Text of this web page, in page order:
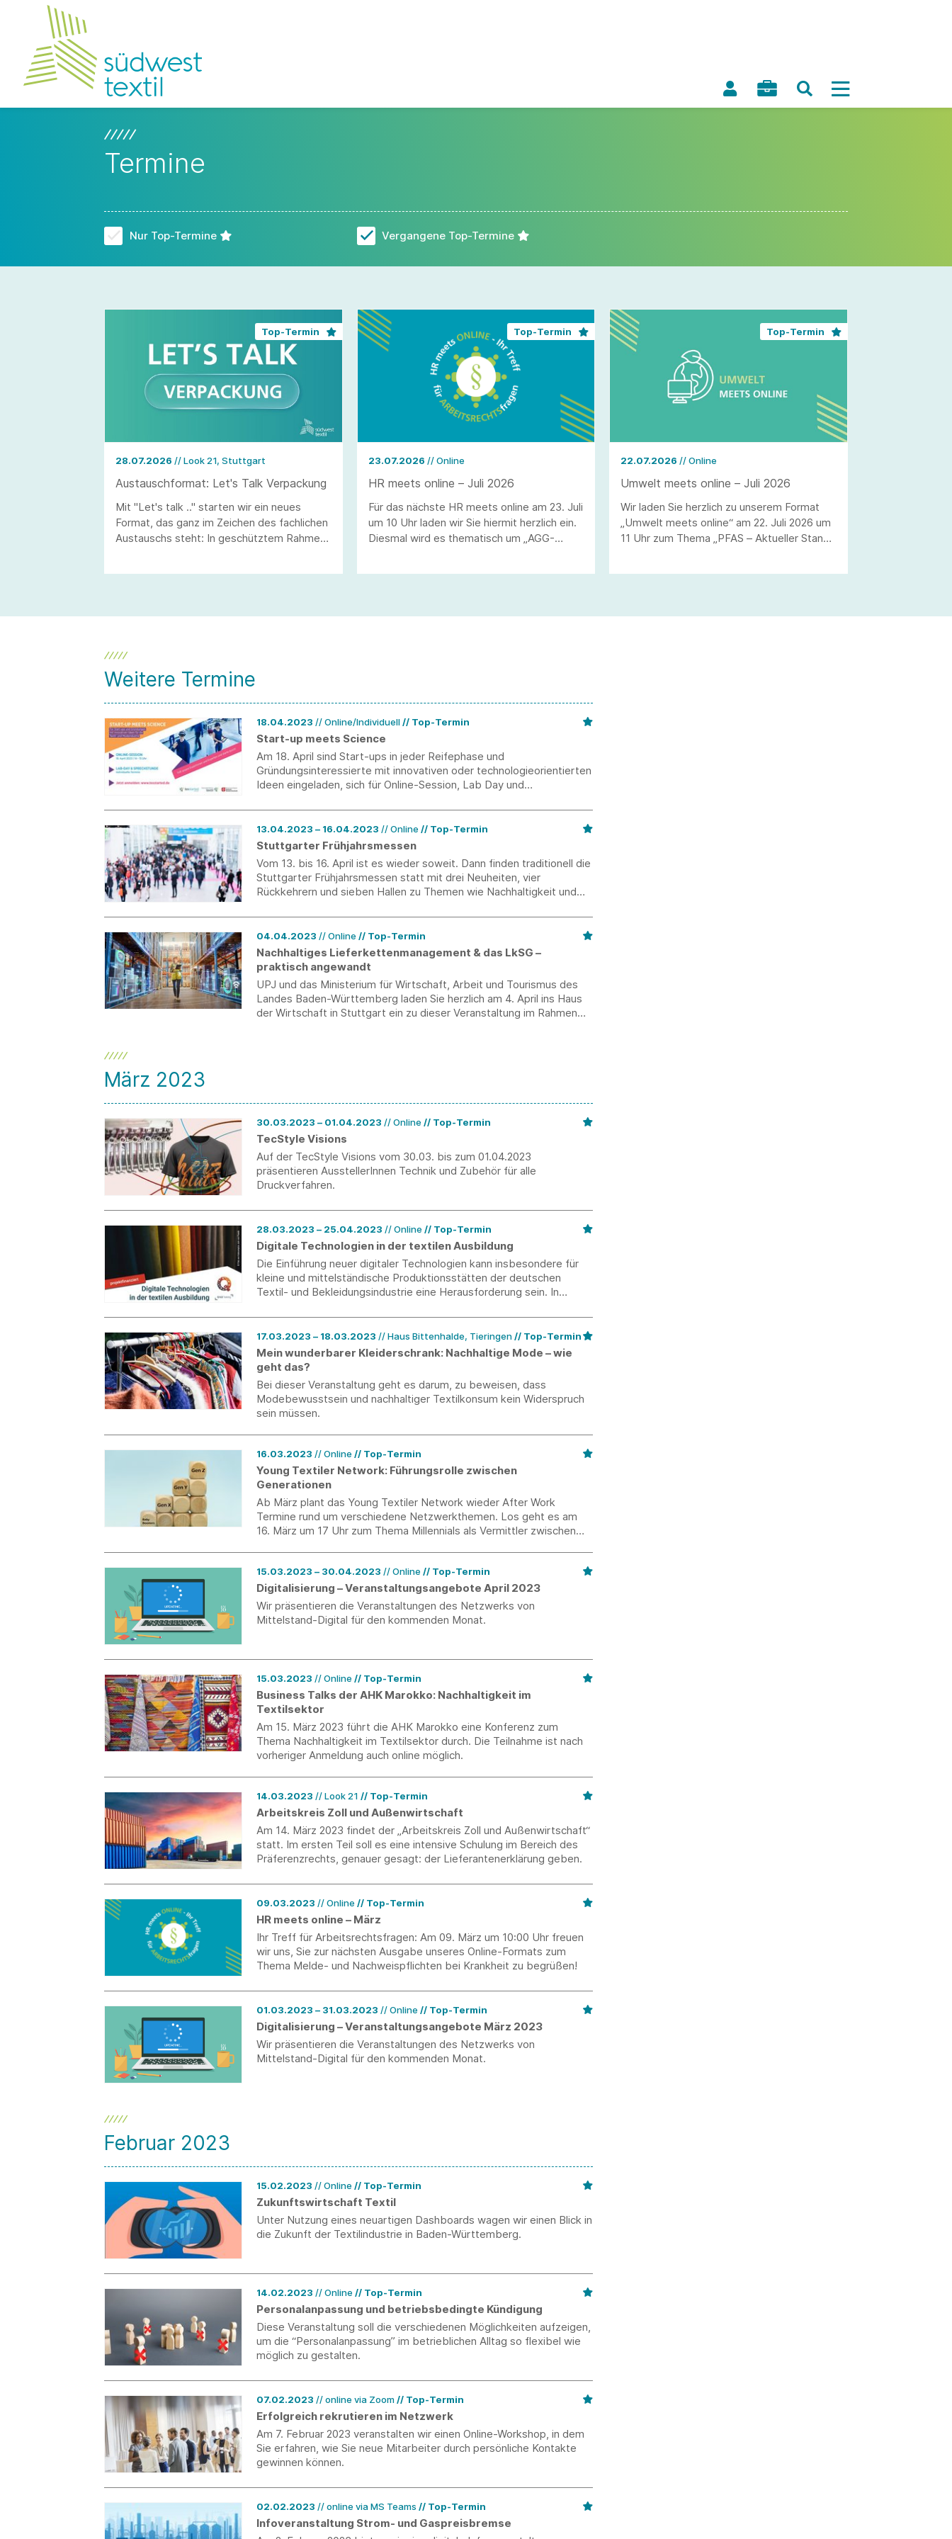
Termine
Nur Top-Termine Vergangene Top-Termine
28.07.2026 // Look 21, Stuttgart
Top-Termin
Austauschformat: Let's Talk Verpackung
Mit "Let's talk .." starten wir ein neues
Format, das ganz im Zeichen des fachlichen
Austauschs steht: In geschütztem Rahmen
beschäftigen. Den Auftakt macht die PPWR
23.07.2026 // Online
Top-Termin
HR meets online – Juli 2026
Für das nächste HR meets online am 23. Juli
um 10 Uhr laden wir Sie hiermit herzlich ein.
Diesmal wird es thematisch um „AGG-
22.07.2026// Online
Top-Termin
Umwelt meets online – Juli 2026
Wir laden Sie herzlich zu unserem Format
„Umwelt meets online“ am 22. Juli 2026 um
11 Uhr zum Thema „PFAS – Aktueller Stand,
Weitere Termine
18.04.2023 // Online/Individuell Top-Termin
Start-up meets Science
Am 18. April sind Start-ups in jeder Reifephase und
Gründungsinteressierte mit innovativen oder technologieorientierten
Ideen eingeladen, sich für Online-Session, Lab Day und
13.04.2023 – 16.04.2023 // Online Top-Termin
Stuttgarter Frühjahrsmessen
Vom 13. bis 16. April ist es wieder soweit. Dann finden traditionell die
Stuttgarter Frühjahrsmessen statt mit drei Neuheiten, vier
Rückkehrern und sieben Hallen zu Themen wie Nachhaltigkeit und
04.04.2023 // Online Top-Termin
Nachhaltiges Lieferkettenmanagement & das LkSG –
praktisch angewandt
UPJ und das Ministerium für Wirtschaft, Arbeit und Tourismus des
Landes Baden-Württemberg laden Sie herzlich am 4. April ins Haus
der Wirtschaft in Stuttgart ein zu dieser Veranstaltung im Rahmen
März 2023
30.03.2023 – 01.04.2023 // Online Top-Termin
TecStyle Visions
Auf der TecStyle Visions vom 30.03. bis zum 01.04.2023
präsentieren AusstellerInnen Technik und Zubehör für alle
Druckverfahren.
28.03.2023 – 25.04.2023 // Online Top-Termin
Digitale Technologien in der textilen Ausbildung
Die Einführung neuer digitaler Technologien kann insbesondere für
kleine und mittelständische Produktionsstätten der deutschen
Textil- und Bekleidungsindustrie eine Herausforderung sein. In
digitalen Technologien und deren Möglichkeiten zur Optimierung des
Produktionsprozesses vor.
17.03.2023 – 18.03.2023 // Haus Bittenhalde, Tieringen Top-Termin
Mein wunderbarer Kleiderschrank: Nachhaltige Mode – wie
geht das?
Bei dieser Veranstaltung geht es darum, zu beweisen, dass
Modebewusstsein und nachhaltiger Textilkonsum kein Widerspruch
sein müssen.
16.03.2023 // Online Top-Termin
Young Textiler Network: Führungsrolle zwischen
Generationen
Ab März plant das Young Textiler Network wieder After Work
Termine rund um verschiedene Netzwerkthemen. Los geht es am
16. März um 17 Uhr zum Thema Millennials als Vermittler zwischen
15.03.2023 – 30.04.2023 // Online Top-Termin
Digitalisierung – Veranstaltungsangebote April 2023
Wir präsentieren die Veranstaltungen des Netzwerks von
Mittelstand-Digital für den kommenden Monat.
15.03.2023 // Online Top-Termin
Business Talks der AHK Marokko: Nachhaltigkeit im
Textilsektor
Am 15. März 2023 führt die AHK Marokko eine Konferenz zum
Thema Nachhaltigkeit im Textilsektor durch. Die Teilnahme ist nach
vorheriger Anmeldung auch online möglich.
14.03.2023 // Look 21 Top-Termin
Arbeitskreis Zoll und Außenwirtschaft
Am 14. März 2023 findet der „Arbeitskreis Zoll und Außenwirtschaft“
statt. Im ersten Teil soll es eine intensive Schulung im Bereich des
Präferenzrechts, genauer gesagt: der Lieferantenerklärung geben.
09.03.2023 // Online Top-Termin
HR meets online – März
Ihr Treff für Arbeitsrechtsfragen: Am 09. März um 10:00 Uhr freuen
wir uns, Sie zur nächsten Ausgabe unseres Online-Formats zum
Thema Melde- und Nachweispflichten bei Krankheit​​​​​​​ zu begrüßen!
01.03.2023 – 31.03.2023 // Online Top-Termin
Digitalisierung – Veranstaltungsangebote März 2023
Wir präsentieren die Veranstaltungen des Netzwerks von
Mittelstand-Digital für den kommenden Monat.
Februar 2023
15.02.2023 // Online Top-Termin
Zukunftswirtschaft Textil
Unter Nutzung eines neuartigen Dashboards wagen wir einen Blick in
die Zukunft der Textilindustrie in Baden-Württemberg.
14.02.2023 // Online Top-Termin
Personalanpassung und betriebsbedingte Kündigung
Diese Veranstaltung soll die verschiedenen Möglichkeiten aufzeigen,
um die “Personalanpassung” im betrieblichen Alltag so flexibel wie
möglich zu gestalten.
07.02.2023 // online via Zoom Top-Termin
Erfolgreich rekrutieren im Netzwerk
Am 7. Februar 2023 veranstalten wir einen Online-Workshop, in dem
Sie erfahren, wie Sie neue Mitarbeiter durch persönliche Kontakte
gewinnen können.
02.02.2023 // online via MS Teams Top-Termin
Infoveranstaltung Strom- und Gaspreisbremse